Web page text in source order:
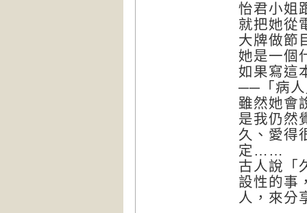
怡君小姐
就把她從
大牌做節
她是一個
如果寫這
──「病人
雖然她會
是我仍然
久、愛得
定……
古人說「
設性的事
人，來分